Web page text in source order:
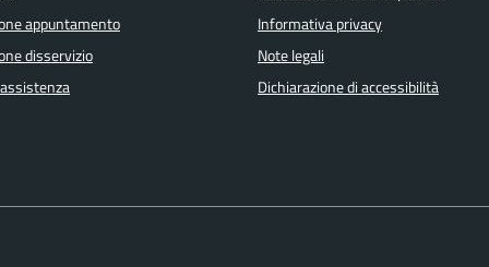
appuntamento
disservizio
Informativa privacy
Note legali
Dichiarazione di accessibilità